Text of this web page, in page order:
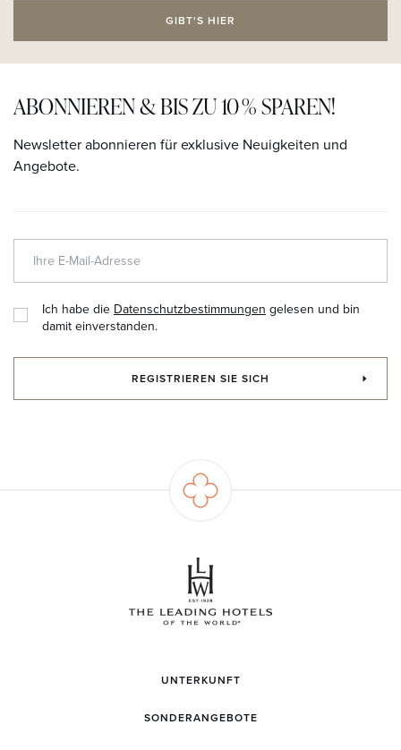
GIBT'S HIER
ABONNIEREN & BIS ZU 10 % SPAREN!
Newsletter abonnieren für exklusive Neuigkeiten und
Angebote.
Ich habe die Datenschutzbestimmungen gelesen und bin
damit einverstanden.
REGISTRIEREN SIE SICH
UNTERKUNFT
SONDERANGEBOTE